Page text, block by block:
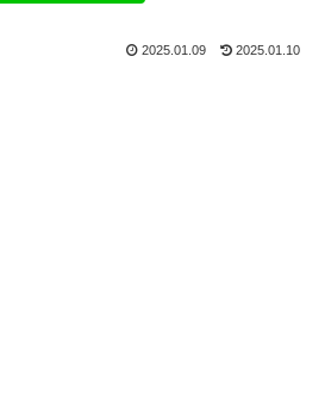
2025.01.09 2025.01.10